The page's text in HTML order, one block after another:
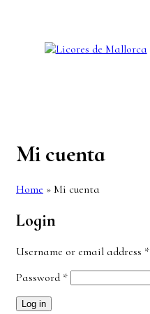
Mi cuenta
Home » Mi cuenta
Login
Username or email address *
Password *
Log in